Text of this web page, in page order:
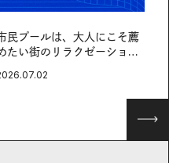
民プールは、大人にこそ薦
たい街のリラクゼーション